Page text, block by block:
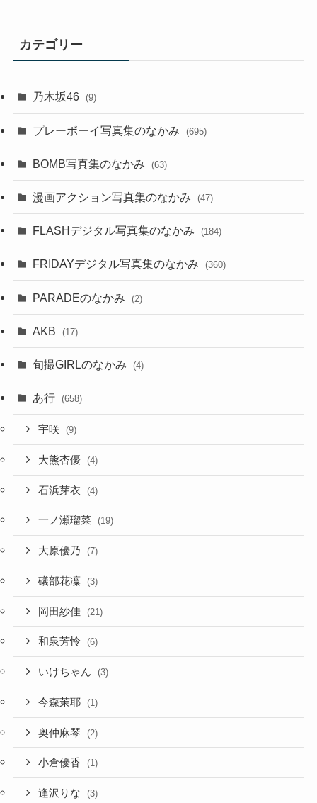
カテゴリー
乃木坂46 (9)
プレーボーイ写真集のなかみ (695)
BOMB写真集のなかみ (63)
漫画アクション写真集のなかみ (47)
FLASHデジタル写真集のなかみ (184)
FRIDAYデジタル写真集のなかみ (360)
PARADEのなかみ (2)
AKB (17)
旬撮GIRLのなかみ (4)
あ行 (658)
宇咲 (9)
大熊杏優 (4)
石浜芽衣 (4)
一ノ瀬瑠菜 (19)
大原優乃 (7)
礒部花凜 (3)
岡田紗佳 (21)
和泉芳怜 (6)
いけちゃん (3)
今森茉耶 (1)
奥仲麻琴 (2)
小倉優香 (1)
逢沢りな (3)